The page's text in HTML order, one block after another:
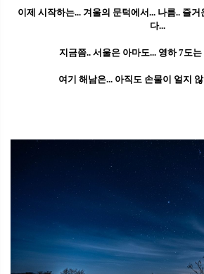
이제 시작하는... 겨울의 문턱에서... 나름.. 즐
다...
지금쯤.. 서울은 아마도... 영하 7도
여기 해남은... 아직도 손물이 얼지